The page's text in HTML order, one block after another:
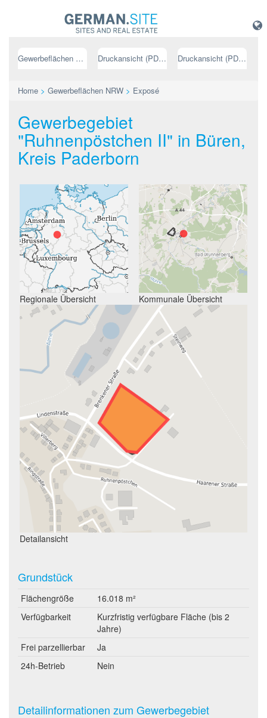
Gewerbeflächen NRW Druckansicht (PDF) // deutsch Druckansicht (PDF) // englisch
Home > Gewerbeflächen NRW > Exposé
Gewerbegebiet
"Ruhnenpöstchen II" in Büren,
Kreis Paderborn
Regionale Übersicht Kommunale Übersicht
Detailansicht
Grundstück
Flächengröße
16.018 m²
Verfügbarkeit
Kurzfristig verfügbare Fläche (bis 2
Jahre)
Frei parzellierbar
Ja
24h-Betrieb
Nein
Detailinformationen zum Gewerbegebiet